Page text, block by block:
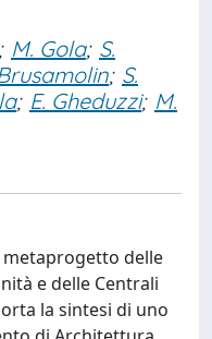
M. Gola; S.
; S.
; E. Gheduzzi; M.
delle
e delle Centrali
la sintesi di uno